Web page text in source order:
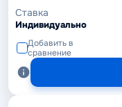
Ставка
Индивидуально
Добавить в
сравнение